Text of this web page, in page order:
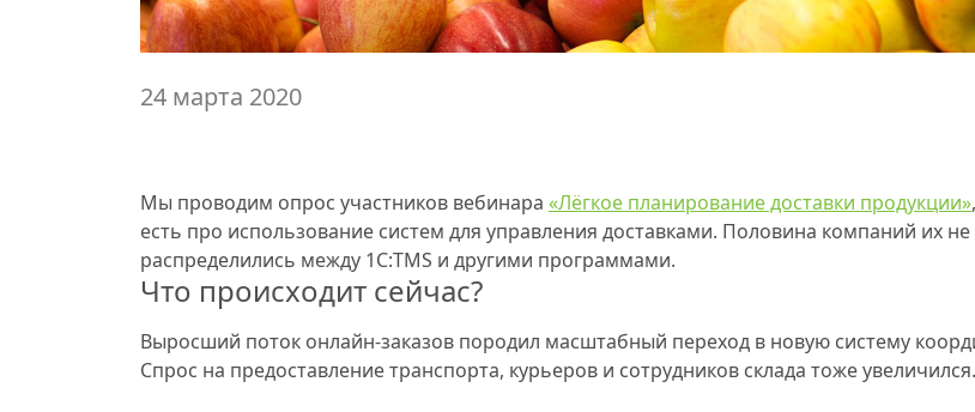
24 марта 2020
Мы проводим опрос участников вебинара «Лёгкое планирование доставки продукции»
есть про использование систем для управления доставками. Половина компаний их
распределились между 1С:TMS и другими программами.
Что происходит сейчас?
Выросший поток онлайн-заказов породил масштабный переход в новую систему
Спрос на предоставление транспорта, курьеров и сотрудников склада тоже увеличился.